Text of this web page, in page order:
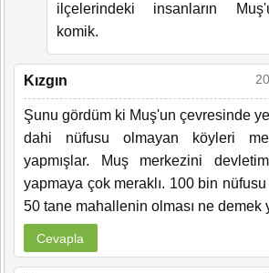
ilçelerindeki insanların
komik.
Kızgın
Şunu gördüm ki Muş'un çevresinde
dahi nüfusu olmayan köyleri
yapmışlar. Muş merkezini
yapmaya çok meraklı. 100 bin
50 tane mahallenin olması ne demek
Cevapla